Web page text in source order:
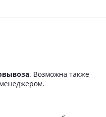
. Возможна также